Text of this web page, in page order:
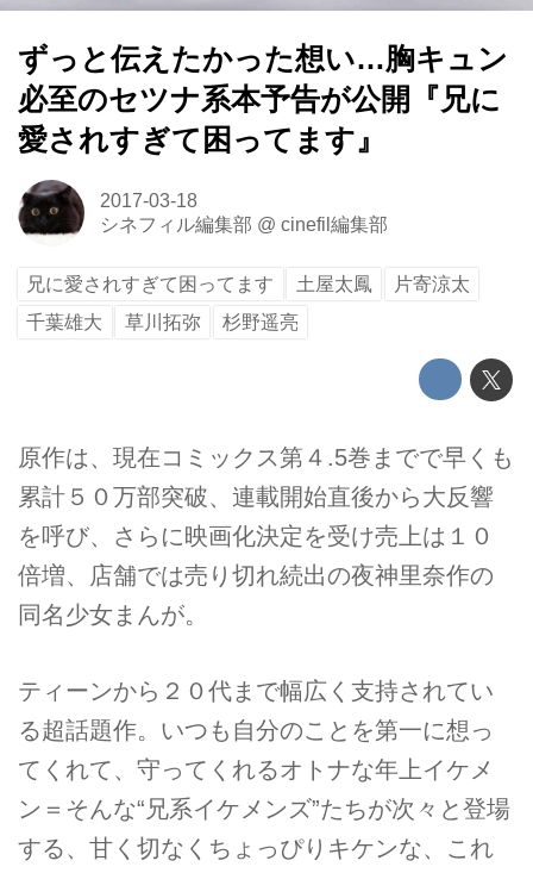
ずっと伝えたかった想い…胸キュン
必至のセツナ系本予告が公開『兄に
愛されすぎて困ってます』
2017-03-18
シネフィル編集部 @ cinefil編集部
兄に愛されすぎて困ってます 土屋太鳳
片寄涼太
千葉雄大
草川拓弥 杉野遥亮
原作は、現在コミックス第４.5巻までで早くも
累計５０万部突破、連載開始直後から大反響
を呼び、さらに映画化決定を受け売上は１０
倍増、店舗では売り切れ続出の夜神里奈作の
同名少女まんが。
ティーンから２０代まで幅広く支持されてい
る超話題作。いつも自分のことを第一に想っ
てくれて、守ってくれるオトナな年上イケメ
ン＝そんな“兄系イケメンズ”たちが次々と登場
する、甘く切なくちょっぴりキケンな、これ